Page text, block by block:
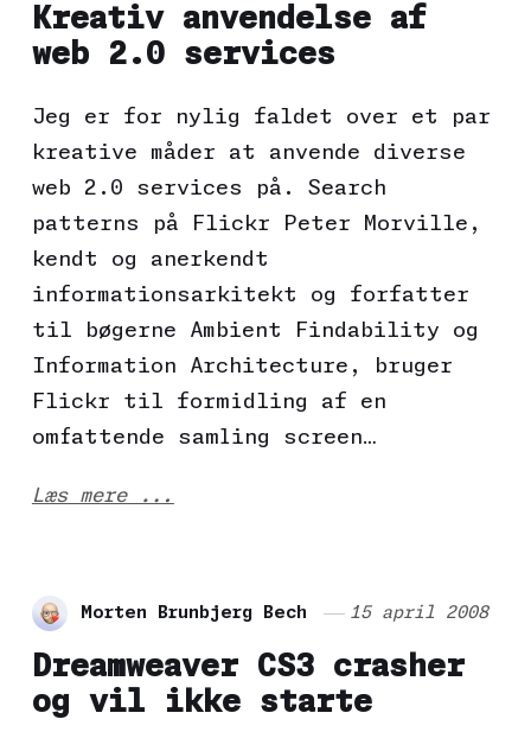
Kreativ anvendelse af
web 2.0 services
Jeg er for nylig faldet over et par
kreative måder at anvende diverse
web 2.0 services på. Search
patterns på Flickr Peter Morville,
kendt og anerkendt
informationsarkitekt og forfatter
til bøgerne Ambient Findability og
Information Architecture, bruger
Flickr til formidling af en
omfattende samling screen…
Læs mere ...
Morten Brunbjerg Bech 15 april 2008
Dreamweaver CS3 crasher
og vil ikke starte